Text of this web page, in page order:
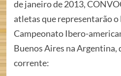
de janeiro de 2013,
atletas que representarão o
Campeonato Ibero-
Buenos Aires na Argentina,
corrente: